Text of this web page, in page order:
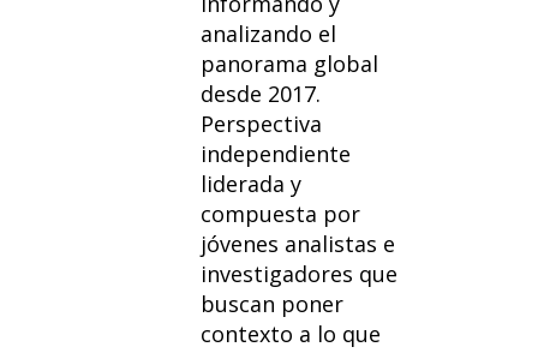
analizando el
panorama global
desde 2017.
Perspectiva
independiente
liderada y
compuesta por
jóvenes analistas e
investigadores que
buscan poner
contexto a lo que